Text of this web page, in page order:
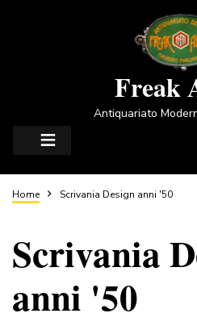
Freak
Antiquariato
Briciole
di
pane
Home Scrivania Design anni '50
Scrivania
anni '50